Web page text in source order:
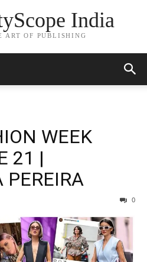
India
ART OF PUBLISHING
WEEK
21 |
PEREIRA
0